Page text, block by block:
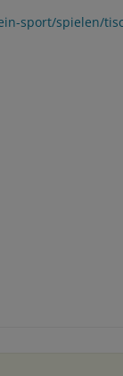
sport/spielen/